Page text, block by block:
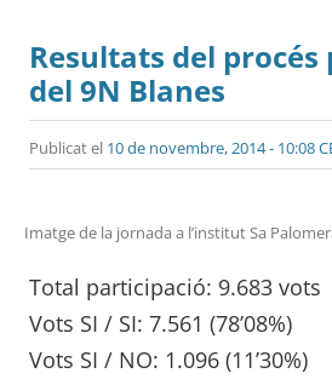
Resultats del
del 9N Blanes
Publicat el 10 de novembre, 2014 - 10:08
Imatge de la jornada a l’institut Sa
Total participació: 9.683 vots
Vots SI / SI: 7.561 (78’08%)
Vots SI / NO: 1.096 (11’30%)